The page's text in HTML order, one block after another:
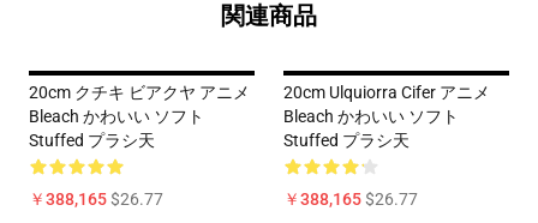
関連商品
20cm クチキ ビアクヤ アニメ
Bleach かわいい ソフト
Stuffed プラシ天
￥388,165$26.77
20cm Ulquiorra Cifer アニメ
Bleach かわいい ソフト
Stuffed プラシ天
￥388,165$26.77